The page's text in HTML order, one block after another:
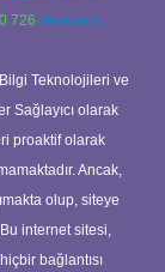
726 Telegram:
Teknolojileri ve
Sağlayıcı olarak
proaktif olarak
Ancak,
olup, siteye
internet sitesi,
bağlantısı